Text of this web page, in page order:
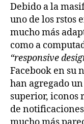
Debido a la
uno de los rstos
mucho más
como a
“responsive
Facebook en su
han agregado
superior, iconos
de